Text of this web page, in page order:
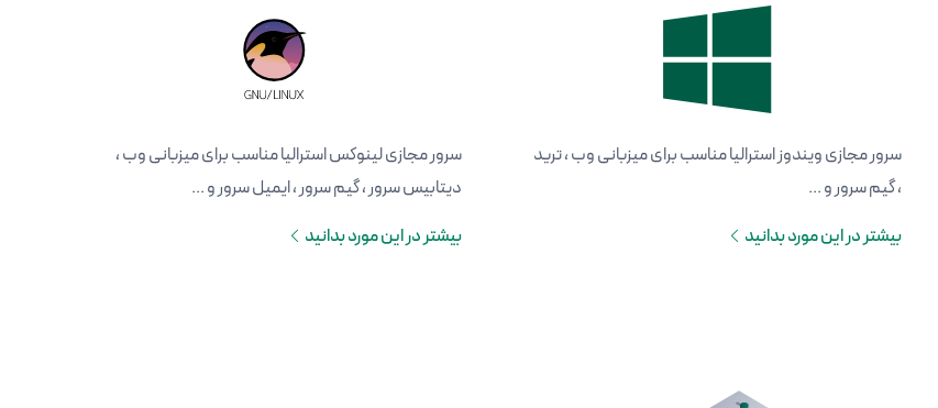
سرور مجازی ویندوز استرالیا مناسب برای میزبانی وب ، ترید
، گیم سرور و ...
بیشتر در این مورد بدانید
سرور مجازی لینوکس استرالیا مناسب برای میزبانی وب ،
دیتابیس سرور ، گیم سرور ، ایمیل سرور و ...
بیشتر در این مورد بدانید